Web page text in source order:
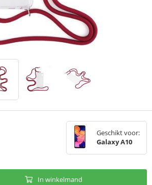
Geschikt voor:
Galaxy A10
In winkelmand